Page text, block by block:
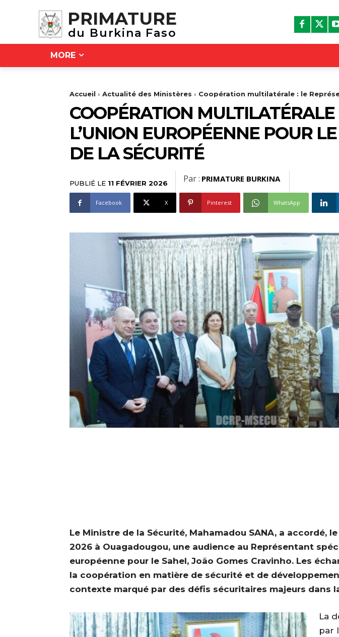
PRIMATURE
du Burkina Faso
MORE
Accueil Actualité des Ministères Coopération multilatérale : le
COOPÉRATION
L’UNION EUROPÉENNE POUR
DE LA SÉCURITÉ
PUBLIÉ LE 11 FÉVRIER 2026 Par : PRIMATURE BURKINA
Facebook X Pinterest WhatsApp
Le Ministre de la Sécurité, Mahamadou SANA, a accordé,
2026 à Ouagadougou, une audience au Représentant
européenne pour le Sahel, João Gomes Cravinho. Les
la coopération en matière de sécurité et de
contexte marqué par des défis sécuritaires majeurs dans
La
par